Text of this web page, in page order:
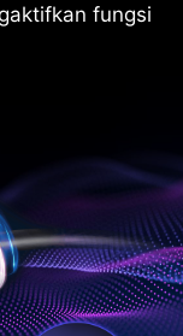
fungsi